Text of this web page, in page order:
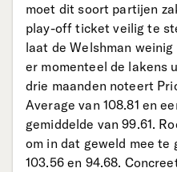
moet dit soort partijen
play-off ticket veilig te
laat de Welshman
er momenteel de lakens
drie maanden noteert
Average van 108.81 en
gemiddelde van 99.61.
om in dat geweld mee
103.56 en 94.68.